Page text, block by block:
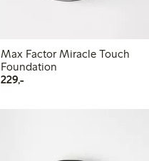
Max Factor Miracle Touch
Foundation
229,-229,00 kr